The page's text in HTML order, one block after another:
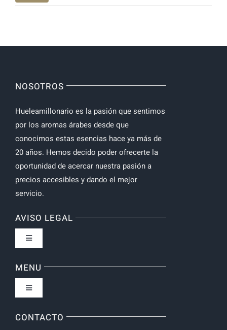
NOSOTROS
Hueleamillonario es la pasión que sentimos
por los aromas árabes desde que
conocimos estas esencias hace ya más de
20 años. Hemos decido poder ofrecerte la
oportunidad de acercar nuestra pasión a
precios accesibles y dando el mejor
servicio.
AVISO LEGAL
Toggle
Política de privacidad
MENU
Toggle
Inicio
CONTACTO